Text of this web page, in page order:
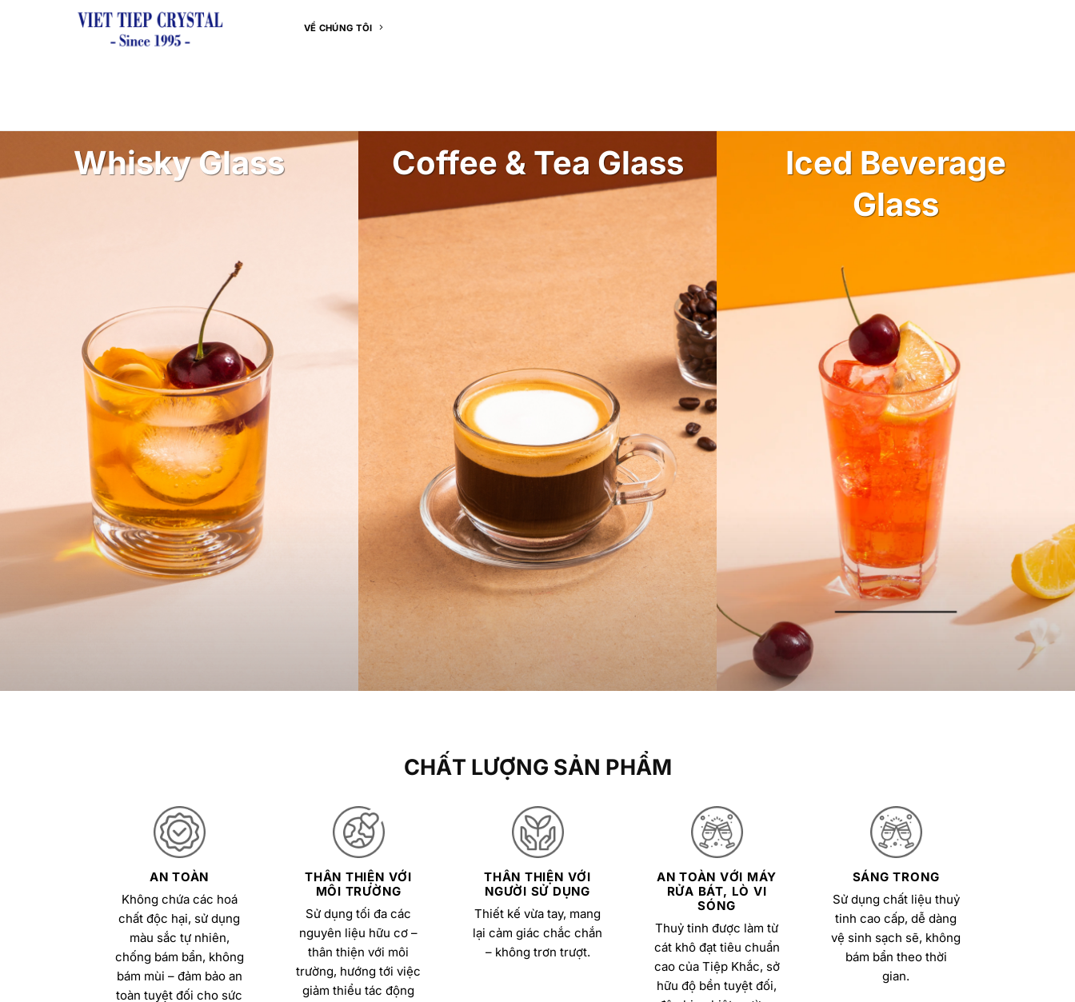
VỀ CHÚNG TÔI
Whisky Glass Coffee & Tea Glass
Iced Beverage
Glass
CHẤT LƯỢNG SẢN PHẨM
AN TOÀN
Không chứa các hoá
chất độc hại, sử dụng
màu sắc tự nhiên,
chống bám bẩn, không
bám mùi – đảm bảo an
toàn tuyệt đối cho sức
THÂN THIỆN VỚI
MÔI TRƯỜNG
Sử dụng tối đa các
nguyên liệu hữu cơ –
thân thiện với môi
trường, hướng tới việc
giảm thiểu tác động
THÂN THIỆN VỚI
NGƯỜI SỬ DỤNG
Thiết kế vừa tay, mang
lại cảm giác chắc chắn
– không trơn trượt.
AN TOÀN VỚI MÁY
RỬA BÁT, LÒ VI
SÓNG
Thuỷ tinh được làm từ
cát khô đạt tiêu chuẩn
cao của Tiệp Khắc, sở
hữu độ bền tuyệt đối,
SÁNG TRONG
Sử dụng chất liệu thuỷ
tinh cao cấp, dễ dàng
vệ sinh sạch sẽ, không
bám bẩn theo thời
gian.